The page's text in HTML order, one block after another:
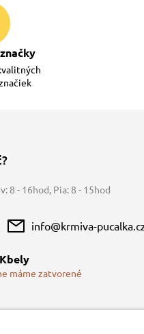
8 - 16hod, Pia: 8 - 15hod
info@krmiva-
máme zatvorené